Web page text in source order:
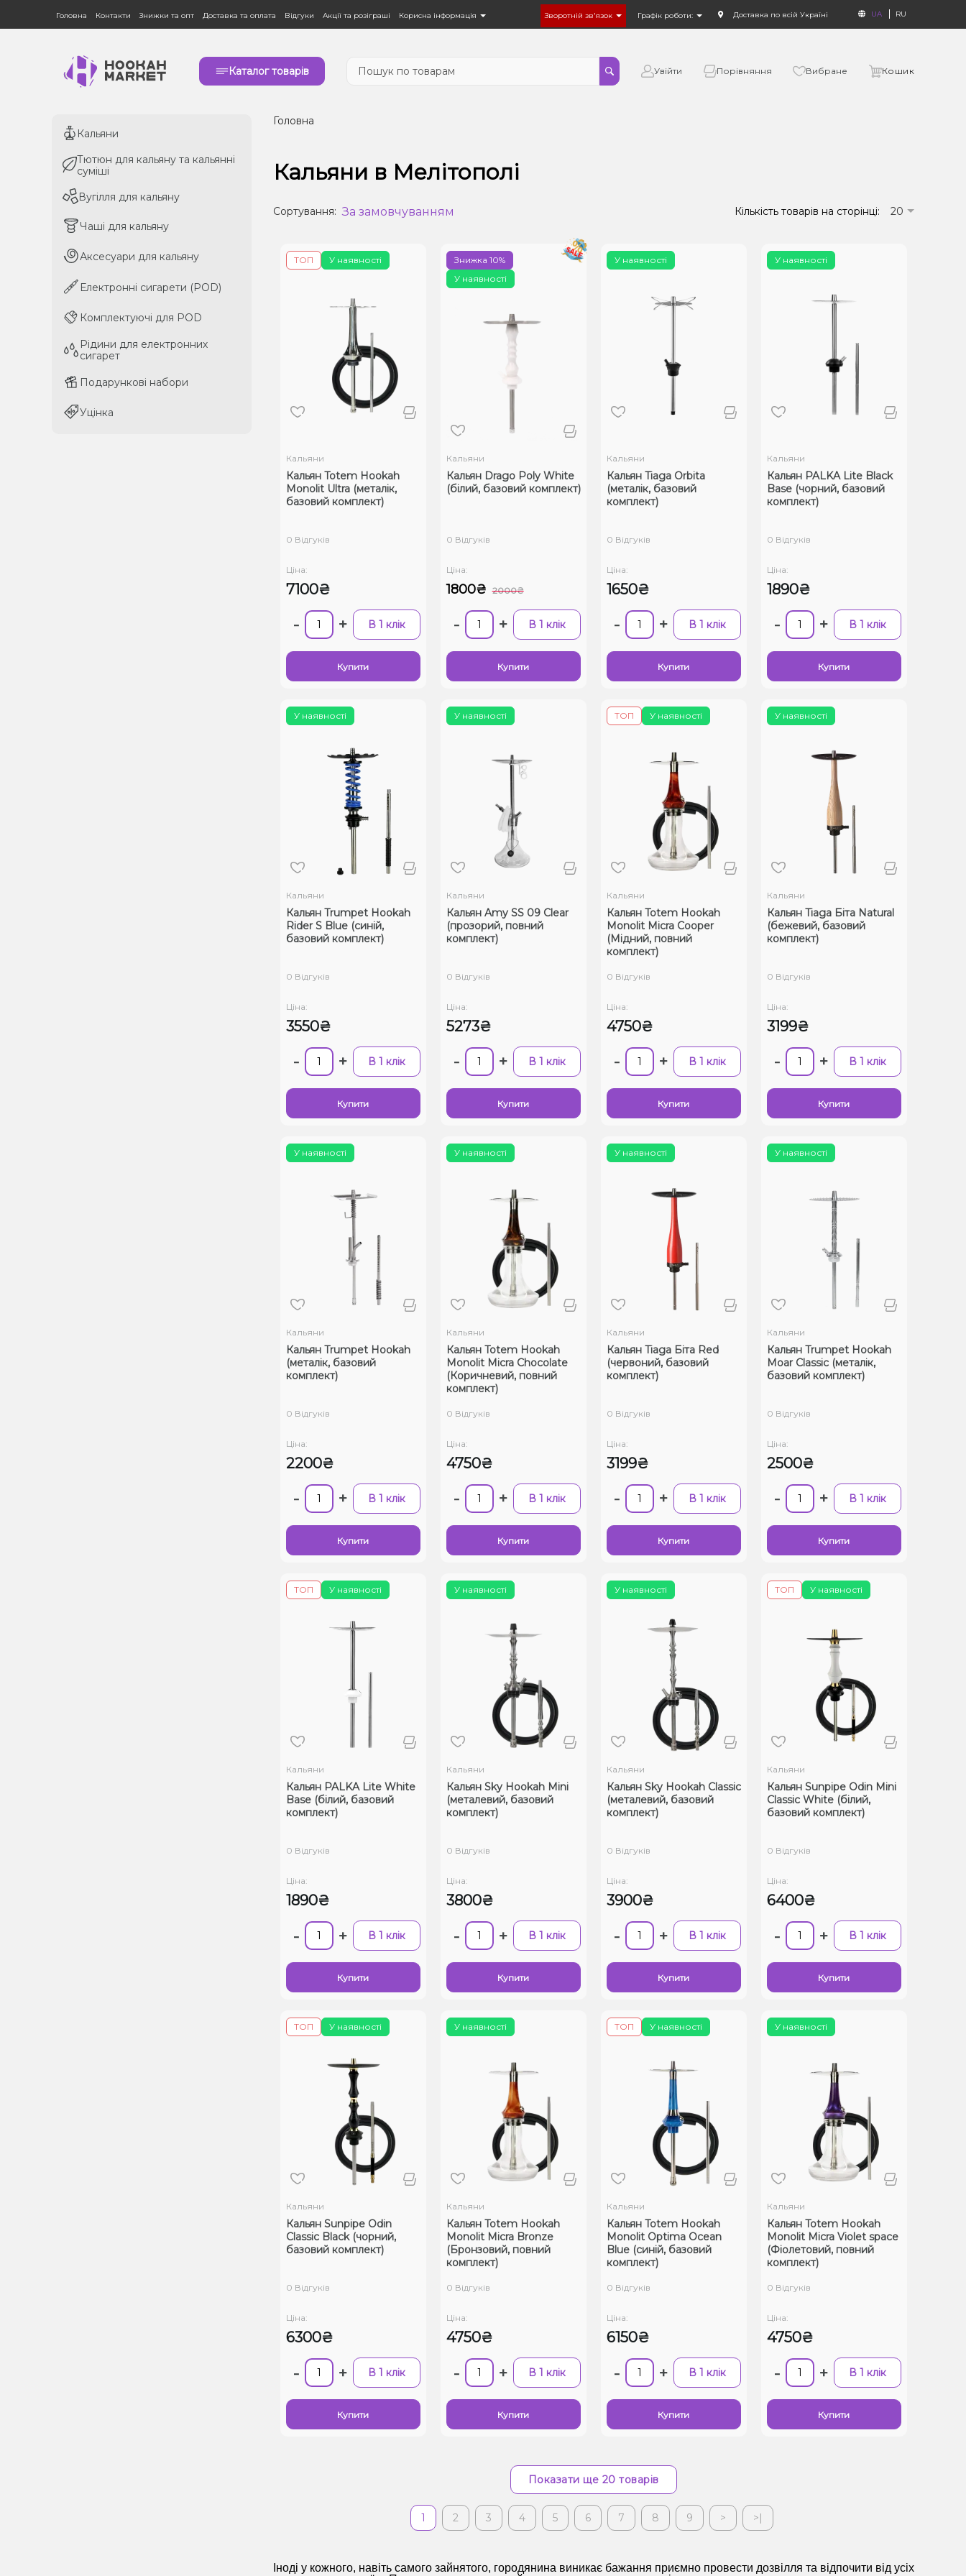
Головна Контакти Знижки та опт Доставка та оплата Відгуки Акції та розіграші Корисна інформація Зворотній зв'язок Графік роботи: Доставка по всій Україні UA RU
Каталог товарів Увійти Порівняння Вибране Кошик
Кальяни
Тютюн для кальяну та кальянні
суміші
Вугілля для кальяну
Чаші для кальяну
Аксесуари для кальяну
Електронні сигарети (POD)
Комплектуючі для POD
Рідини для електронних
сигарет
Подарункові набори
Уцінка
Кальяни
Тютюн для кальяну та кальянні
суміші
Вугілля для кальяну
Чаші для кальяну
Аксесуари для кальяну
Електронні сигарети (POD)
Комплектуючі для POD
Рідини для електронних
сигарет
Подарункові набори
Уцінка
Головна
Кальяни в Мелітополі
Сортування: За замовчуванням Кількість товарів на сторінці: 20
У наявності
ТОП
Кальяни
Кальян Totem Hookah
Monolit Ultra (металік,
базовий комплект)
0 Відгуків
Ціна:
7100₴
- + В 1 клік
Купити
У наявності
Знижка 10%
Кальяни
Кальян Drago Poly White
(білий, базовий комплект)
0 Відгуків
Ціна:
1800₴ 2000₴
- + В 1 клік
Купити
У наявності
Кальяни
Кальян Tiaga Orbita
(металік, базовий
комплект)
0 Відгуків
Ціна:
1650₴
- + В 1 клік
Купити
У наявності
Кальяни
Кальян PALKA Lite Black
Base (чорний, базовий
комплект)
0 Відгуків
Ціна:
1890₴
- + В 1 клік
Купити
У наявності
Кальяни
Кальян Trumpet Hookah
Rider S Blue (синій,
базовий комплект)
0 Відгуків
Ціна:
3550₴
- + В 1 клік
Купити
У наявності
Кальяни
Кальян Amy SS 09 Clear
(прозорий, повний
комплект)
0 Відгуків
Ціна:
5273₴
- + В 1 клік
Купити
У наявності
ТОП
Кальяни
Кальян Totem Hookah
Monolit Micra Cooper
(Мідний, повний
комплект)
0 Відгуків
Ціна:
4750₴
- + В 1 клік
Купити
У наявності
Кальяни
Кальян Tiaga Біта Natural
(бежевий, базовий
комплект)
0 Відгуків
Ціна:
3199₴
- + В 1 клік
Купити
У наявності
Кальяни
Кальян Trumpet Hookah
(металік, базовий
комплект)
0 Відгуків
Ціна:
2200₴
- + В 1 клік
Купити
У наявності
Кальяни
Кальян Totem Hookah
Monolit Micra Chocolate
(Коричневий, повний
комплект)
0 Відгуків
Ціна:
4750₴
- + В 1 клік
Купити
У наявності
Кальяни
Кальян Tiaga Біта Red
(червоний, базовий
комплект)
0 Відгуків
Ціна:
3199₴
- + В 1 клік
Купити
У наявності
Кальяни
Кальян Trumpet Hookah
Moar Classic (металік,
базовий комплект)
0 Відгуків
Ціна:
2500₴
- + В 1 клік
Купити
У наявності
ТОП
Кальяни
Кальян PALKA Lite White
Base (білий, базовий
комплект)
0 Відгуків
Ціна:
1890₴
- + В 1 клік
Купити
У наявності
Кальяни
Кальян Sky Hookah Mini
(металевий, базовий
комплект)
0 Відгуків
Ціна:
3800₴
- + В 1 клік
Купити
У наявності
Кальяни
Кальян Sky Hookah Classic
(металевий, базовий
комплект)
0 Відгуків
Ціна:
3900₴
- + В 1 клік
Купити
У наявності
ТОП
Кальяни
Кальян Sunpipe Odin Mini
Classic White (білий,
базовий комплект)
0 Відгуків
Ціна:
6400₴
- + В 1 клік
Купити
У наявності
ТОП
Кальяни
Кальян Sunpipe Odin
Classic Black (чорний,
базовий комплект)
0 Відгуків
Ціна:
6300₴
- + В 1 клік
Купити
У наявності
Кальяни
Кальян Totem Hookah
Monolit Micra Bronze
(Бронзовий, повний
комплект)
0 Відгуків
Ціна:
4750₴
- + В 1 клік
Купити
У наявності
ТОП
Кальяни
Кальян Totem Hookah
Monolit Optima Ocean
Blue (синій, базовий
комплект)
0 Відгуків
Ціна:
6150₴
- + В 1 клік
Купити
У наявності
Кальяни
Кальян Totem Hookah
Monolit Micra Violet space
(Фіолетовий, повний
комплект)
0 Відгуків
Ціна:
4750₴
- + В 1 клік
Купити
Показати ще 20 товарів
1 2 3 4 5 6 7 8 9 > >|
Іноді у кожного, навіть самого зайнятого, городянина виникає бажання приємно провести дозвілля та відпочити від усіх